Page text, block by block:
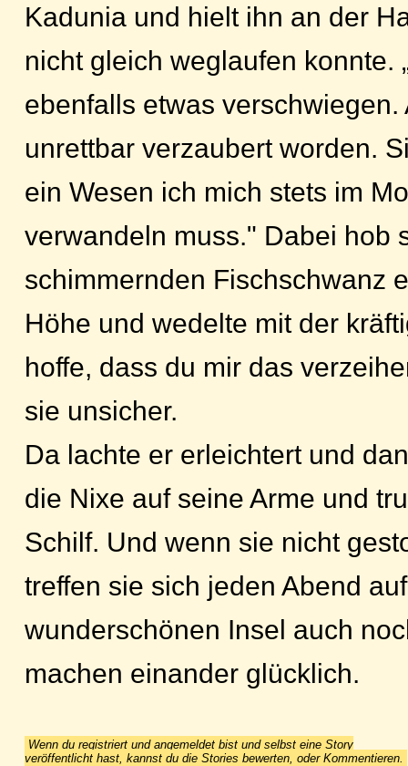
Kadunia und hielt ihn an der
nicht gleich weglaufen konnte.
ebenfalls etwas verschwiegen.
unrettbar verzaubert worden.
ein Wesen ich mich stets im
verwandeln muss." Dabei hob
schimmernden Fischschwanz
Höhe und wedelte mit der
hoffe, dass du mir das
sie unsicher.
Da lachte er erleichtert und
die Nixe auf seine Arme und
Schilf. Und wenn sie nicht
treffen sie sich jeden Abend
wunderschönen Insel auch
machen einander glücklich.
Wenn du registriert und angemeldet bist und selbst eine Story
veröffentlicht hast, kannst du die Stories bewerten, oder Kommentieren.